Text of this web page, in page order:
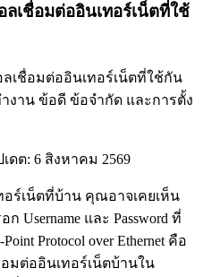
ลเชื่อมต่ออินเทอร์เน็ตที่ใช้
ลเชื่อมต่ออินเทอร์เน็ตที่ใช้กัน
าน ข้อดี ข้อจำกัด และการตั้ง
เดต: 6 สิงหาคม 2569
ร์เน็ตที่บ้าน คุณอาจเคยเห็น
Username และ Password ที่
Protocol over Ethernet คือ
มต่ออินเทอร์เน็ตบ้านใน